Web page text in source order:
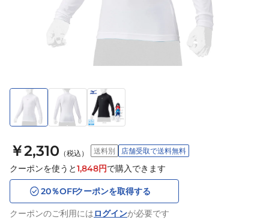
￥2,310 （税込） 送料別 店舗受取で送料無料
クーポンを使うと1,848円で購入できます
20％OFFクーポンを取得する
クーポンのご利用にはログインが必要です